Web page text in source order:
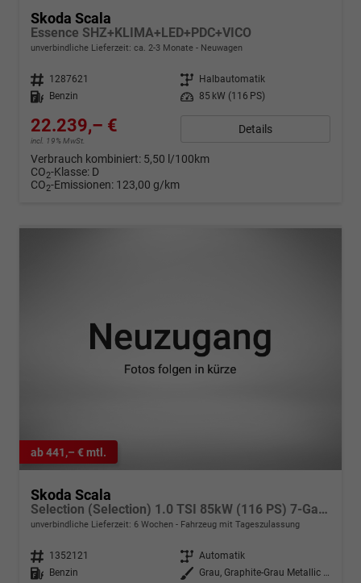
Skoda Scala
Essence SHZ+KLIMA+LED+PDC+VICO
unverbindliche Lieferzeit: ca. 2-3 Monate Neuwagen
Fahrzeugnr. 1287621 Getriebe
Halbautomatik
Kraftstoff
Benzin Leistung 85 kW (116 PS)
22.239,– €
incl. 19% MwSt.
Details
Verbrauch kombiniert: 5,50 l/100km
CO2-Klasse: D
CO2-Emissionen: 123,00 g/km
ab 441,– € mtl.
Skoda Scala
Selection (Selection) 1.0 TSI 85kW (116 PS) 7-Gang DSG
unverbindliche Lieferzeit: 6 Wochen Fahrzeug mit Tageszulassung
Fahrzeugnr. 1352121 Getriebe Automatik
Kraftstoff
Benzin Außenfarbe Grau, Graphite-Grau Metallic (5X)